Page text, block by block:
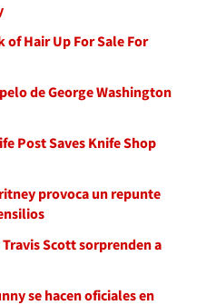
of Hair Up For Sale For
de George Washington
Post Saves Knife Shop
provoca un repunte
Scott sorprenden a
se hacen oficiales en